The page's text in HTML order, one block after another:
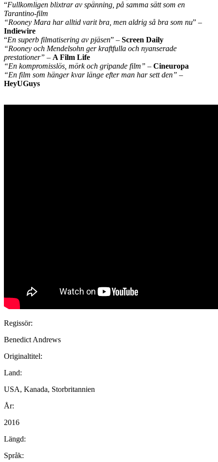
“Fullkomligen blixtrar av spänning, på samma sätt som en
Tarantino-film
“Rooney Mara har alltid varit bra, men aldrig så bra som nu” –
Indiewire
“En superb filmatisering av pjäsen” – Screen Daily
“Rooney och Mendelsohn ger kraftfulla och nyanserade
prestationer” – A Film Life
“En kompromisslös, mörk och gripande film” – Cineuropa
“En film som hänger kvar länge efter man har sett den” –
HeyUGuys
Regissör:
Benedict Andrews
Originaltitel:
Land:
USA, Kanada, Storbritannien
År:
2016
Längd:
Språk: